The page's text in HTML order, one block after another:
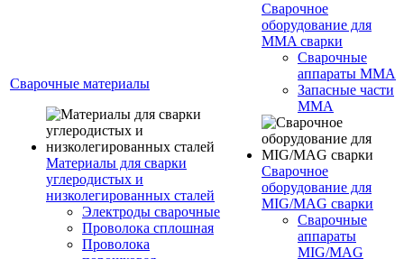
Сварочные материалы
Материалы для сварки
углеродистых и
низколегированных сталей
Электроды сварочные
Проволока сплошная
Проволока
Сварочное
оборудование для
MMA сварки
Сварочные
аппараты MMA
Запасные части
MMA
Сварочное
оборудование для
MIG/MAG сварки
Сварочные
аппараты
MIG/MAG